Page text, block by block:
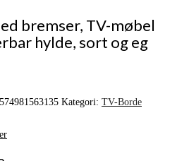
bremser, TV-møbel
hylde, sort og eg
Kategori: TV-Borde